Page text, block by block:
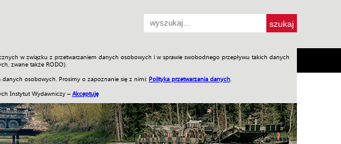
w związku z przetwarzaniem danych osobowych i w sprawie swobodnego przepływu takich danych
zwane także RODO).
osobowych. Prosimy o zapoznanie się z nimi: Polityka przetwarzania danych
Instytut Wydawniczy – Akceptuję
Wideo ENGLISH SKLEP Jednodniówki Praca w WIW